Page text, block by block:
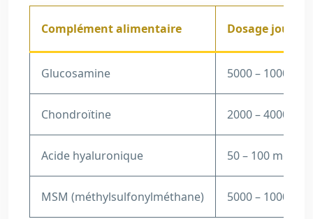
Complément alimentaire Dosage
Glucosamine 5000 – 10000
Chondroïtine 2000 – 4000 mg
Acide hyaluronique 50 – 100 mg
MSM (méthylsulfonylméthane) 5000 – 10000